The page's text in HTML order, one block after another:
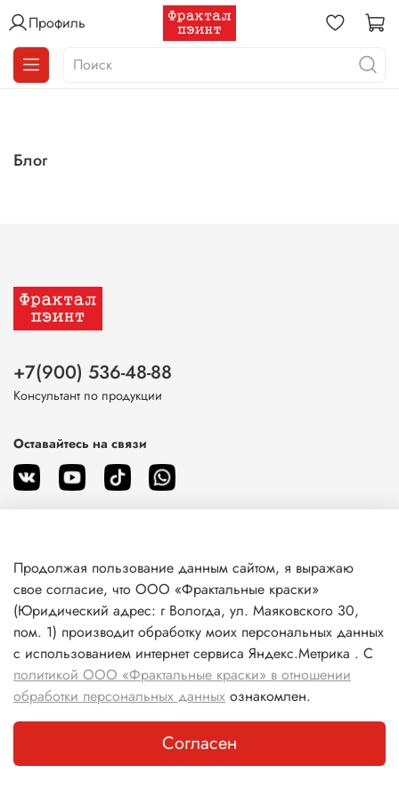
Профиль
Блог
О магазине
Клиентам
Информация
+7(900) 536-48-88
Консультант по продукции
Оставайтесь на связи
Продолжая пользование данным сайтом, я выражаю
свое согласие, что ООО «Фрактальные краски»
(Юридический адрес: г Вологда, ул. Маяковского 30,
пом. 1) производит обработку моих персональных данных
с использованием интернет сервиса Яндекс.Метрика . С
политикой ООО «Фрактальные краски» в отношении
обработки персональных данных ознакомлен.
Согласен